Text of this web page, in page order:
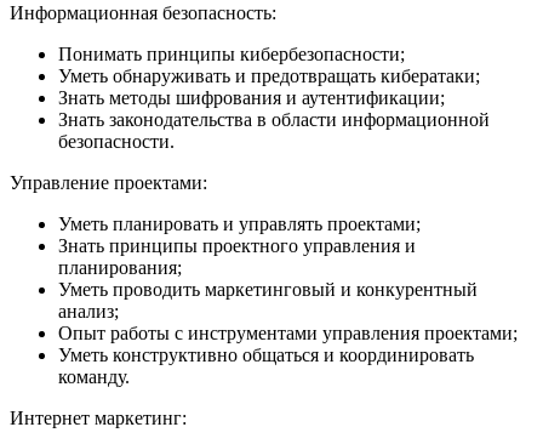
Информационная безопасность:
Понимать принципы кибербезопасности;
Уметь обнаруживать и предотвращать кибератаки;
Знать методы шифрования и аутентификации;
Знать законодательства в области информационной
безопасности.
Управление проектами:
Уметь планировать и управлять проектами;
Знать принципы проектного управления и
планирования;
Уметь проводить маркетинговый и конкурентный
анализ;
Опыт работы с инструментами управления проектами;
Уметь конструктивно общаться и координировать
команду.
Интернет маркетинг: